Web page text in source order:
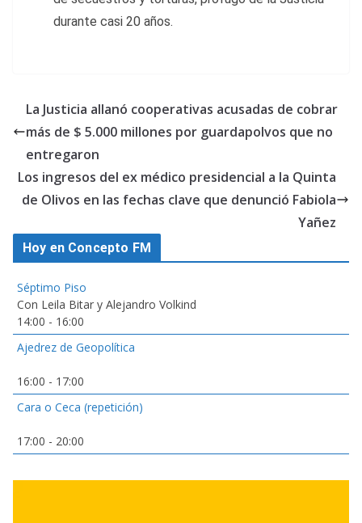
durante casi 20 años.
La Justicia allanó cooperativas acusadas de cobrar
más de $ 5.000 millones por guardapolvos que no
entregaron
Los ingresos del ex médico presidencial a la Quinta
de Olivos en las fechas clave que denunció Fabiola
Yañez
Hoy en Concepto FM
Séptimo Piso
Con Leila Bitar y Alejandro Volkind
14:00 - 16:00
Ajedrez de Geopolítica
16:00 - 17:00
Cara o Ceca (repetición)
17:00 - 20:00